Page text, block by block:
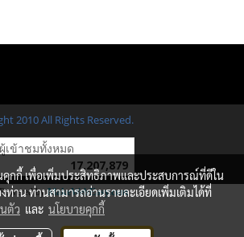
2010 All Rights Reserved.
ผู้เข้าชมทั้งหมด
17,207,879
Powered byMakeWebEasy.com
คุกกี้ เพื่อเพิ่มประสิทธิภาพและประสบการณ์ที่ดีใน
ท่าน ท่านสามารถอ่านรายละเอียดเพิ่มเติมได้ที่
ตัว และ นโยบายคุกกี้